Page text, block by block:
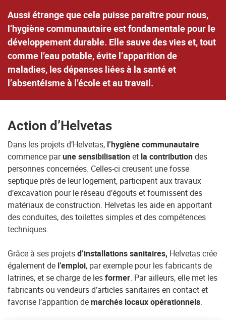
Aussi étrange que cela puisse paraître pour nous,
l’hygiène communautaire est fondamentale pour le
développement durable. Elle sauve des vies et, tout
comme l’eau potable, évite l’apparition de
maladies, les dépenses liées à la santé et
l’absentéisme à l’école et au travail.
Action d’Helvetas
Dans les projets d’Helvetas, l’hygiène communautaire
commence parune sensibilisationet la contributiondes
personnes concernées. Celles-ci creusent une fosse
septique près de leur logement, participent aux travaux
d’excavation pour le réseau d’égouts et fournissent des
matériaux de construction. Helvetas les aide en apportant
des conduites, des toilettes simples et des compétences
techniques.
Grâce à ses projetsd’installations sanitaires, Helvetas crée
également de l’emploi, par exemple pour les fabricants de
latrines, et se charge de lesformer. Par ailleurs, elle met les
fabricants ou vendeurs d’articles sanitaires en contact et
favorise l’apparition demarchés locaux opérationnels.